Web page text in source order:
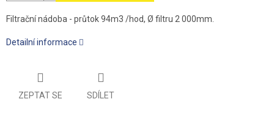
Filtrační nádoba - průtok 94m3 /hod, Ø filtru 2 000mm.
Detailní informace
ZEPTAT SE SDÍLET